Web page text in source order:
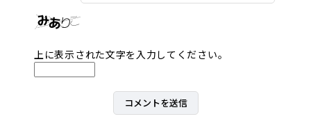
上に表示された文字を入力してください。